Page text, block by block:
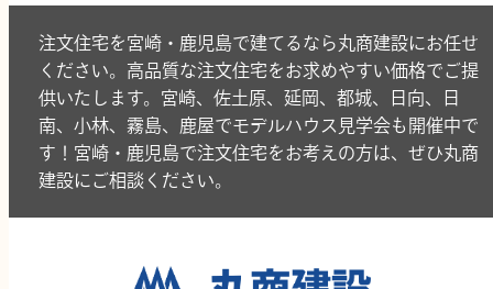
注文住宅を宮崎・鹿児島で建てるなら丸商建設にお任せ
ください。高品質な注文住宅をお求めやすい価格でご提
供いたします。宮崎、佐土原、延岡、都城、日向、日
南、小林、霧島、鹿屋でモデルハウス見学会も開催中で
す！宮崎・鹿児島で注文住宅をお考えの方は、ぜひ丸商
建設にご相談ください。